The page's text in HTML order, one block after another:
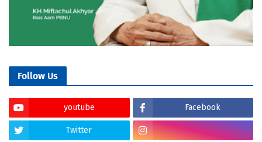
Follow Us
youtube Facebook
Twitter